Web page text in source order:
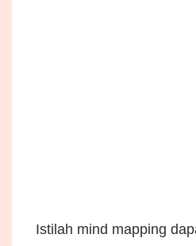
Istilah mind mapping